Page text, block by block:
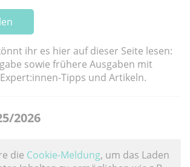
ihr es hier auf dieser Seite lesen:
sowie frühere Ausgaben mit
Tipps und Artikeln.
2026
die Cookie-Meldung, um das Laden